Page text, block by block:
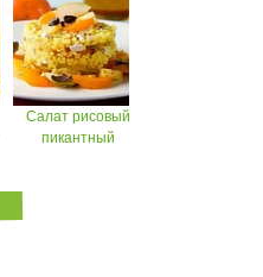
Салат рисовый
пикантный